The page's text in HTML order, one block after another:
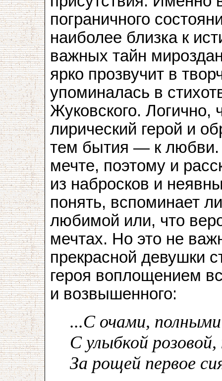
пограничного
наиболее близка к
важных тайн
ярко прозвучит в
упоминалась в
Жуковского. Логично,
лирический герой и
тем бытия — к любви.
мечте, поэтому и
из набросков и
понять, вспоминает
любимой или, что
мечтах. Но это не
прекрасной девушки
героя воплощением
и возвышенного:
...С очами, полными
С улыбкой
За рощей первое